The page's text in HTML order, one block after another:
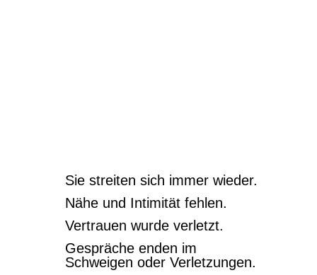
Sie streiten sich immer wieder.
Nähe und Intimität fehlen.
Vertrauen wurde verletzt.
Gespräche enden im
Schweigen oder Verletzungen.